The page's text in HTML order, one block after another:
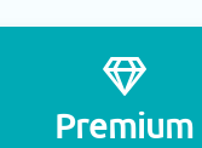
Premium